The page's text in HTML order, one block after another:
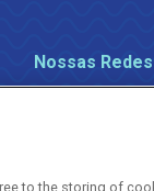
Nossas
to the storing of